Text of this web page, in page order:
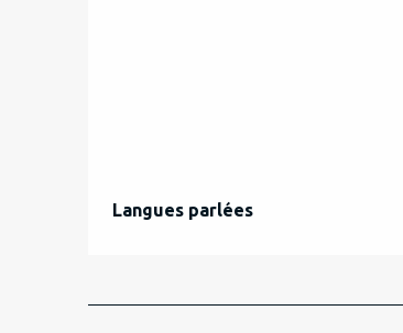
Langues parlées
Langues parlées